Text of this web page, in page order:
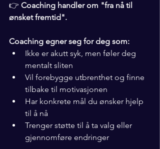
👉 Coaching handler om "fra nå til
ønsket fremtid".
Coaching egner seg for deg som:
Ikke er akutt syk, men føler deg
mentalt sliten
Vil forebygge utbrenthet og finne
tilbake til motivasjonen
Har konkrete mål du ønsker hjelp
til å nå
Trenger støtte til å ta valg eller
gjennomføre endringer